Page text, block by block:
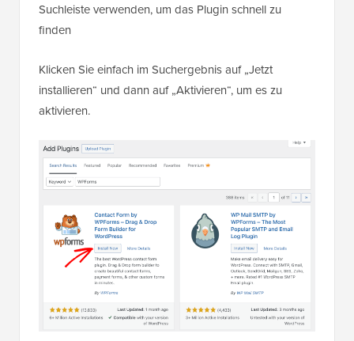
Suchleiste verwenden, um das Plugin schnell zu
finden
Klicken Sie einfach im Suchergebnis auf „Jetzt
installieren“ und dann auf „Aktivieren“, um es zu
aktivieren.